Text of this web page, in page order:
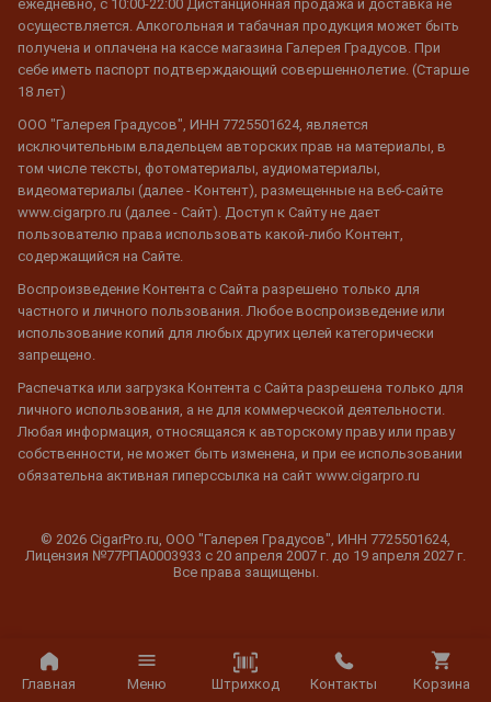
Главная Меню Штрихкод Контакты Корзина
ежедневно, с 10:00-22:00 Дистанционная продажа и доставка не
осуществляется. Алкогольная и табачная продукция может быть
получена и оплачена на кассе магазина Галерея Градусов. При
себе иметь паспорт подтверждающий совершеннолетие. (Старше
18 лет)
ООО "Галерея Градусов", ИНН 7725501624, является
исключительным владельцем авторских прав на материалы, в
том числе тексты, фотоматериалы, аудиоматериалы,
видеоматериалы (далее - Контент), размещенные на веб-сайте
www.cigarpro.ru (далее - Сайт). Доступ к Сайту не дает
пользователю права использовать какой-либо Контент,
содержащийся на Сайте.
Воспроизведение Контента с Сайта разрешено только для
частного и личного пользования. Любое воспроизведение или
использование копий для любых других целей категорически
запрещено.
Распечатка или загрузка Контента с Сайта разрешена только для
личного использования, а не для коммерческой деятельности.
Любая информация, относящаяся к авторскому праву или праву
собственности, не может быть изменена, и при ее использовании
обязательна активная гиперссылка на сайт www.cigarpro.ru
© 2026 CigarPro.ru, ООО "Галерея Градусов", ИНН 7725501624,
Лицензия №77РПА0003933 c 20 апреля 2007 г. до 19 апреля 2027 г.
Все права защищены.